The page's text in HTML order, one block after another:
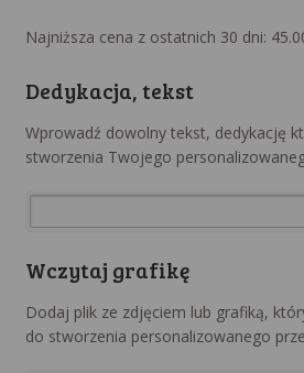
Najniższa cena z ostatnich 30 dni:
Dedykacja, tekst
Wprowadź dowolny tekst, dedykację
stworzenia Twojego
Wczytaj grafikę
Dodaj plik ze zdjęciem lub grafiką,
do stworzenia personalizowanego